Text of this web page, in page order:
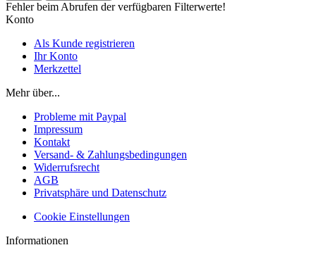
Fehler beim Abrufen der verfügbaren Filterwerte!
Konto
Als Kunde registrieren
Ihr Konto
Merkzettel
Mehr über...
Probleme mit Paypal
Impressum
Kontakt
Versand- & Zahlungsbedingungen
Widerrufsrecht
AGB
Privatsphäre und Datenschutz
Cookie Einstellungen
Informationen